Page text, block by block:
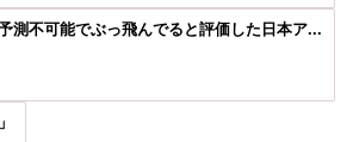
測不可能でぶっ飛んでると評価した日本ア...